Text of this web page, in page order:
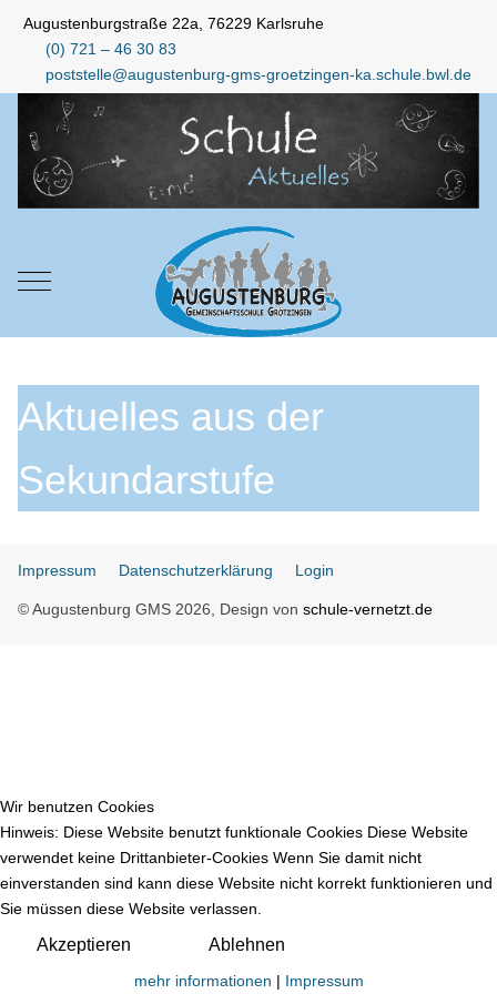
Augustenburgstraße 22a, 76229 Karlsruhe
(0) 721 – 46 30 83
poststelle@augustenburg-gms-groetzingen-ka.schule.bwl.de
Mobile Menu Toggle
Aktuelles aus der
Sekundarstufe
Impressum Datenschutzerklärung Login
© Augustenburg GMS 2026, Design vonschule-vernetzt.de
Wir benutzen Cookies
Hinweis: Diese Website benutzt funktionale Cookies Diese Website
verwendet keine Drittanbieter-Cookies Wenn Sie damit nicht
einverstanden sind kann diese Website nicht korrekt funktionieren und
Sie müssen diese Website verlassen.
Akzeptieren Ablehnen
mehr informationen | Impressum